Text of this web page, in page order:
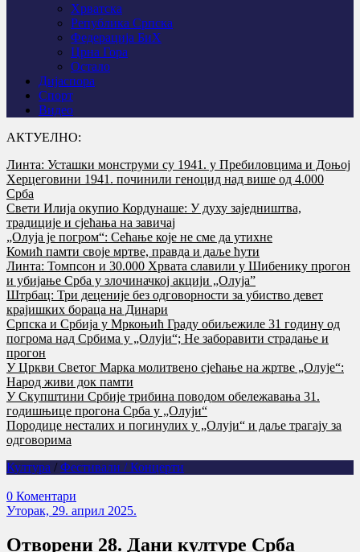
Хрватска
Република Српска
Федерација БиХ
Црна Гора
Остало
Дијаспора
Спорт
Видео
АКТУЕЛНО:
Линта: Усташки монструми су 1941. у Пребиловцима и Доњој
Херцеговини 1941. починили геноцид над више од 4.000
Срба
Свети Илија окупио Кордунаше: У духу заједништва,
традиције и сјећања на завичај
„Олуја је погром“: Сећање које не сме да утихне
Комић памти своје мртве, правда и даље ћути
Линта: Томпсон и 30.000 Хрвата славили у Шибенику прогон
и убијање Срба у злочиначкој акцији „Олуја”
Штрбац: Три деценије без одговорности за убиство девет
крајишких бораца на Динари
Српска и Србија у Мркоњић Граду обиљежиле 31 годину од
погрома над Србима у „Олуји“; Не заборавити страдање и
прогон
У Цркви Светог Марка молитвено сјећање на жртве „Олује“:
Народ живи док памти
У Скупштини Србије трибина поводом обележавања 31.
годишњице прогона Срба у „Олуји“
Породице несталих и погинулих у „Олуји“ и даље трагају за
одговорима
Култура / Фестивали / Концерти
0 Коментари
Уторак, 29. април 2025.
Отворени 28. Дани културе Срба